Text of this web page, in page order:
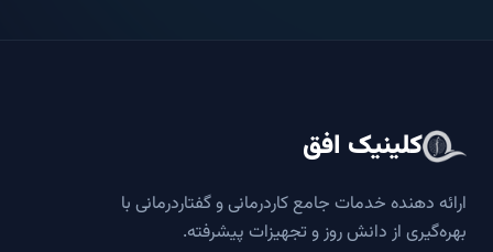
کلینیک افق
ارائه دهنده خدمات جامع کاردرمانی و گفتاردرمانی با
بهره‌گیری از دانش روز و تجهیزات پیشرفته.